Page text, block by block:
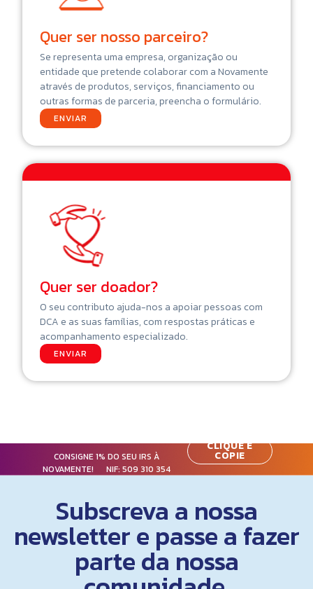
Quer ser nosso parceiro?
Se representa uma empresa, organização ou
entidade que pretende colaborar com a Novamente
através de produtos, serviços, financiamento ou
outras formas de parceria, preencha o formulário.
ENVIAR
Quer ser doador?
O seu contributo ajuda-nos a apoiar pessoas com
DCA e as suas famílias, com respostas práticas e
acompanhamento especializado.
ENVIAR
CONSIGNE 1% DO SEU IRS À
NOVAMENTE! NIF:509 310 354
CLIQUE E
COPIE
Subscreva a nossa
newsletter e passe a fazer
parte da nossa